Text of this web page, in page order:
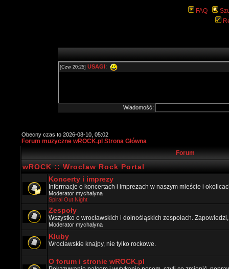
FAQ
Wiadomość:
Obecny czas to 2026-08-10, 05:02
Forum muzyczne wROCK.pl Strona Główna
Forum
wROCK :: Wroclaw Rock Portal
Koncerty i imprezy
Informacje o koncertach i imprezach w naszym mieście i
Moderator mychalyna
Spiral Out Night
Zespoły
Wszystko o wrocławskich i dolnośląskich zespołach.
Moderator mychalyna
Kluby
Wrocławskie knajpy, nie tylko rockowe.
O forum i stronie wROCK.pl